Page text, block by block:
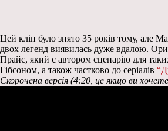
Цей кліп було знято 35 років тому, але
двох легенд виявилась дуже вдалою.
Прайс, який є автором сценарію для
Гібсоном, а також частково до серіалів
Скорочена версія (4:20, це якщо ви